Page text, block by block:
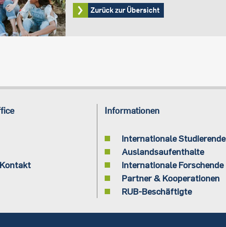
Zurück zur Übersicht
Informationen
Internationale Studierende
Auslandsaufenthalte
Internationale Forschende
Partner & Kooperationen
RUB-Beschäftigte